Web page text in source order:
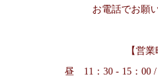
お電話でお願
【営業
昼 11：30 - 15：00